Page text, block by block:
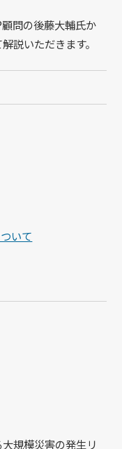
顧問の後藤大輔氏か
説いただきます。
いて
規模災害の発生リ